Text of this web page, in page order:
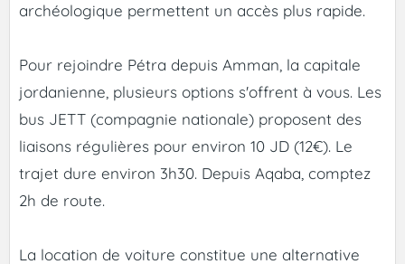
archéologique permettent un accès plus rapide.
Pour rejoindre Pétra depuis Amman, la capitale
jordanienne, plusieurs options s'offrent à vous. Les
bus JETT (compagnie nationale) proposent des
liaisons régulières pour environ 10 JD (12€). Le
trajet dure environ 3h30. Depuis Aqaba, comptez
2h de route.
La location de voiture constitue une alternative